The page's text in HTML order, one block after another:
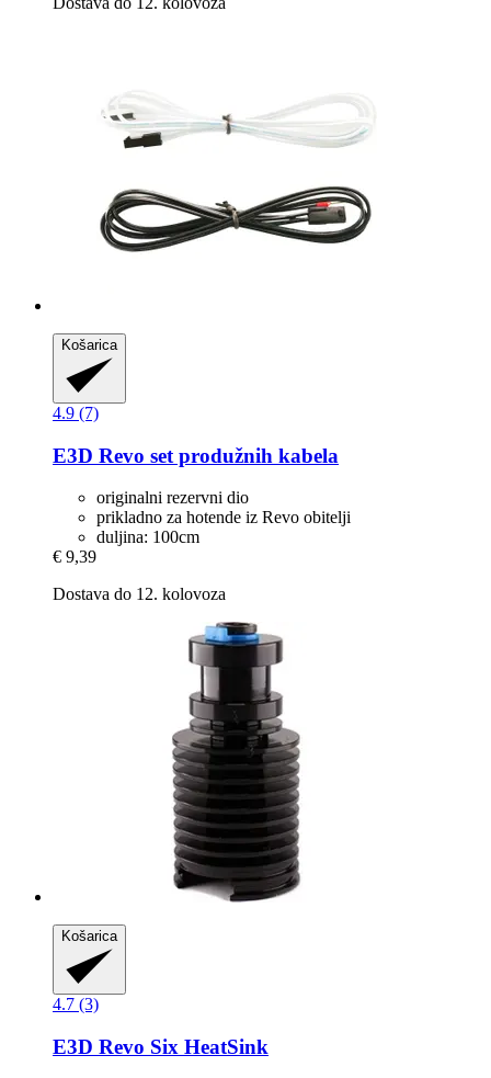
Košarica
4.9 (7)
E3D Revo set produžnih kabela
originalni rezervni dio
prikladno za hotende iz Revo obitelji
duljina: 100cm
€ 9,39
Dostava do 12. kolovoza
Košarica
4.7 (3)
E3D Revo Six HeatSink